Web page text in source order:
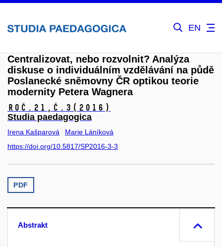
EN
Centralizovat, nebo rozvolnit? Analýza
diskuse o individuálním vzdělávání na půdě
Poslanecké sněmovny ČR optikou teorie
modernity Petera Wagnera
Roč.21, č.3 (2016)
Studia paedagogica
Irena Kašparová
Marie Láníková
https://doi.org/10.5817/SP2016-3-3
PDF
Abstrakt